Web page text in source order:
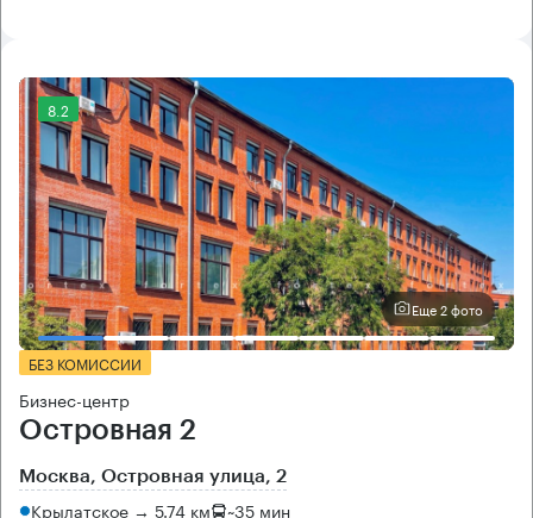
8.2
Еще 2 фото
БЕЗ КОМИССИИ
Бизнес-центр
Островная 2
Москва, Островная улица, 2
Крылатское → 5.74 км ~35 мин